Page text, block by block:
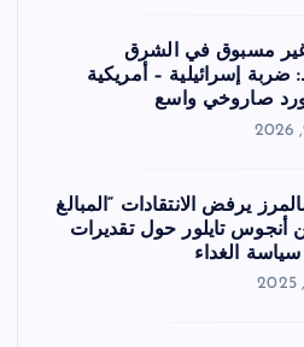
مسبوق في الشرق
ضربة إسرائيلية – أمريكية
ورد صاروخي واسع
يرفض الانتقادات “المبالغ
أنجوس تايلور حول تقديرات
الغداء